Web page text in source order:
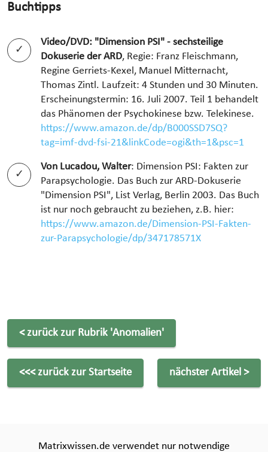
Buchtipps
Video/DVD: "Dimension PSI" - sechsteilige
Dokuserie der ARD, ‎Regie: Franz Fleischmann,
Regine Gerriets-Kexel, Manuel Mitternacht,
Thomas Zintl. Laufzeit: ‎4 Stunden und 30 Minuten.
Erscheinungstermin: 16. Juli 2007. Teil 1 behandelt
das Phänomen der Psychokinese bzw. Telekinese.
https://www.amazon.de/dp/B000SSD7SQ?
tag=imf-dvd-fsi-21&linkCode=ogi&th=1&psc=1
Von Lucadou, Walter: Dimension PSI: Fakten zur
Parapsychologie. Das Buch zur ARD-Dokuserie
"Dimension PSI", List Verlag, Berlin 2003. Das Buch
ist nur noch gebraucht zu beziehen, z.B. hier:
https://www.amazon.de/Dimension-PSI-Fakten-
zur-Parapsychologie/dp/347178571X
< zurück zur Rubrik 'Anomalien'
<<< zurück zur Startseite nächster Artikel >
Matrixwissen.de verwendet nur notwendige